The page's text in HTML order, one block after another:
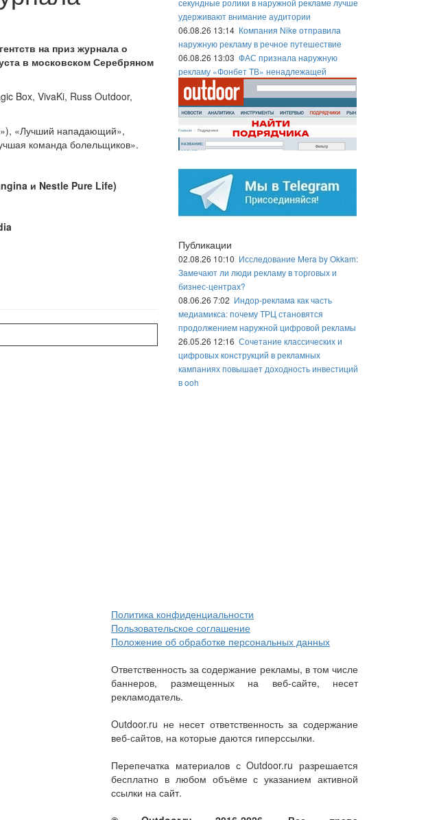
на приз журнала о
в московском Серебряном
Box, VivaKi, Russ Outdoor,
«Лучший нападающий»,
команда болельщиков».
и Nestle Pure Life)
секундные ролики в наружной рекламе лучше
удерживают внимание аудитории
06.08.26 13:14 Компания Nike отправила
наружную рекламу в речное путешествие
06.08.26 13:03 ФАС признала наружную
рекламу «Фонбет ТВ» ненадлежащей
Публикации
02.08.26 10:10 Исследование Mera by Okkam:
Замечают ли люди рекламу в торговых и
бизнес-центрах?
08.06.26 7:02 Индор-реклама как часть
медиамикса: почему ТРЦ становятся
продолжением наружной цифровой рекламы
26.05.26 12:16 Сочетание классических и
цифровых конструкций в рекламных
кампаниях повышает доходность инвестиций
в ooh
Политика конфиденциальности
Пользовательское соглашение
Положение об обработке персональных данных
Ответственность за содержание рекламы, в том числе
баннеров, размещенных на веб-сайте, несет
рекламодатель.
Outdoor.ru не несет ответственность за содержание
веб-сайтов, на которые даются гиперссылки.
Перепечатка материалов с Outdoor.ru разрешается
бесплатно в любом объёме с указанием активной
ссылки на сайт.